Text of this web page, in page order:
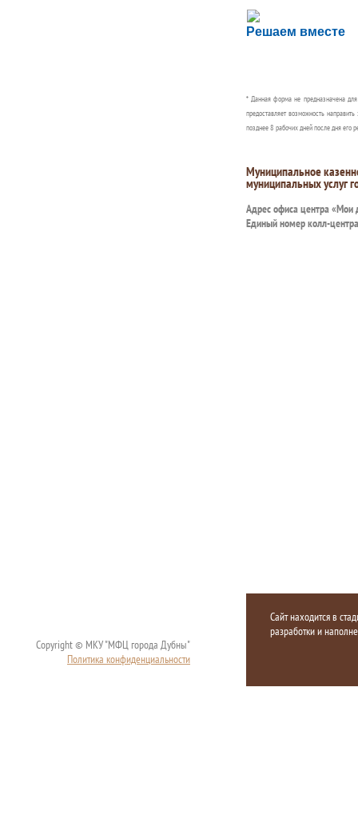
Решаем вместе
Сложности с
Сообщите об этом
* Данная форма не предназначена
предоставляет возможность
позднее 8 рабочих дней после дня его
Муниципальное
муниципальных услуг
Адрес офиса центра «Мои
Единый номер колл-
Copyright © МКУ "МФЦ города Дубны"
Политика конфиденциальности
Сайт находится в
разработки и